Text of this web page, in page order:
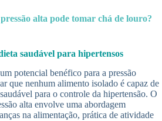
alta pode tomar chá de louro?
saudável para hipertensos
potencial benéfico para a pressão
que nenhum alimento isolado é capaz de
para o controle da hipertensão. O
alta envolve uma abordagem
na alimentação, prática de atividade